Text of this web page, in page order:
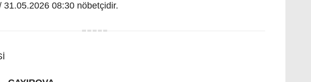
31.05.2026 08:30 nöbetçidir.